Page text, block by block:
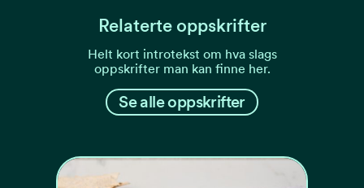
Relaterte oppskrifter
Helt kort introtekst om hva slags
oppskrifter man kan finne her.
Se alle oppskrifter